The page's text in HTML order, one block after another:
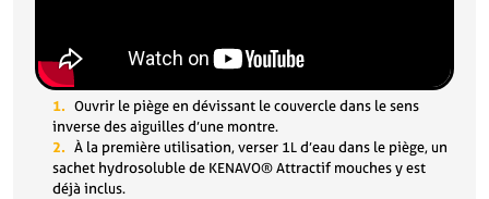
Ouvrir le piège en dévissant le couvercle dans le sens
inverse des aiguilles d’une montre.
À la première utilisation, verser 1L d’eau dans le piège, un
sachet hydrosoluble de KENAVO® Attractif mouches y est
déjà inclus.